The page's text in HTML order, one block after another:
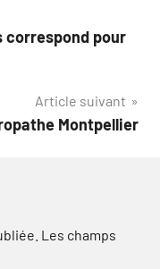
correspond pour
Article suivant
Montpellier
Les champs